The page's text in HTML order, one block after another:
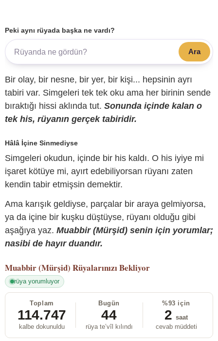
Peki aynı rüyada başka ne vardı?
Ara
Bir olay, bir nesne, bir yer, bir kişi... hepsinin ayrı
tabiri var. Simgeleri tek tek oku ama her birinin sende
bıraktığı hissi aklında tut. Sonunda içinde kalan o
tek his, rüyanın gerçek tabiridir.
Hâlâ İçine Sinmediyse
Simgeleri okudun, içinde bir his kaldı. O his iyiye mi
işaret kötüye mi, ayırt edebiliyorsan rüyanı zaten
kendin tabir etmişsin demektir.
Ama karışık geldiyse, parçalar bir araya gelmiyorsa,
ya da içine bir kuşku düştüyse, rüyanı olduğu gibi
aşağıya yaz. Muabbir (Mürşid) senin için yorumlar;
nasibi de hayır duandır.
Muabbir (Mürşid) Rüyalarınızı Bekliyor
rüya yorumluyor
Toplam
114.747
kalbe dokunuldu
Bugün
44
rüya te’vîl kılındı
%93 için
2 saat
cevab müddeti